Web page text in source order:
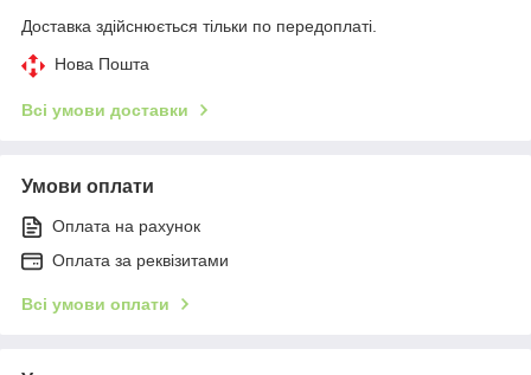
Доставка здійснюється тільки по передоплаті.
Нова Пошта
Всі умови доставки
Умови оплати
Оплата на рахунок
Оплата за реквізитами
Всі умови оплати